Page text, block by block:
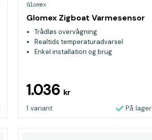
Glomex
Glomex Zigboat Varmesensor
Trådløs overvågning
Realtids temperaturadvarsel
Enkel installation og brug
1.036 kr
1 variant På lager